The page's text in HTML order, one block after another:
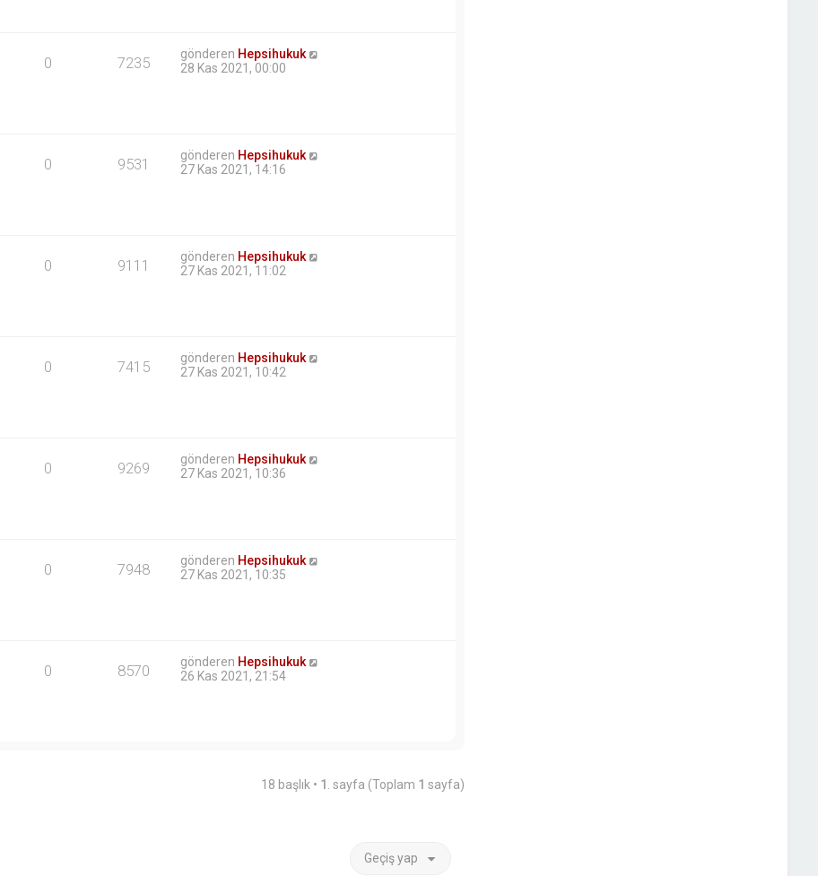
0 7235 gönderen Hepsihukuk
28 Kas 2021, 00:00
0 9531 gönderen Hepsihukuk
27 Kas 2021, 14:16
0 9111 gönderen Hepsihukuk
27 Kas 2021, 11:02
0 7415 gönderen Hepsihukuk
27 Kas 2021, 10:42
0 9269 gönderen Hepsihukuk
27 Kas 2021, 10:36
0 7948 gönderen Hepsihukuk
27 Kas 2021, 10:35
0 8570 gönderen Hepsihukuk
26 Kas 2021, 21:54
18 başlık • 1 . sayfa (Toplam 1 sayfa)
Geçiş yap